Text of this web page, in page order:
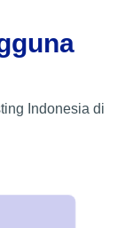
Indonesia di